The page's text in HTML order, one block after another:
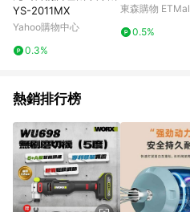
YS-2011MX
Yahoo購物中心
0.3%
東森購物
0.5%
熱銷排行榜